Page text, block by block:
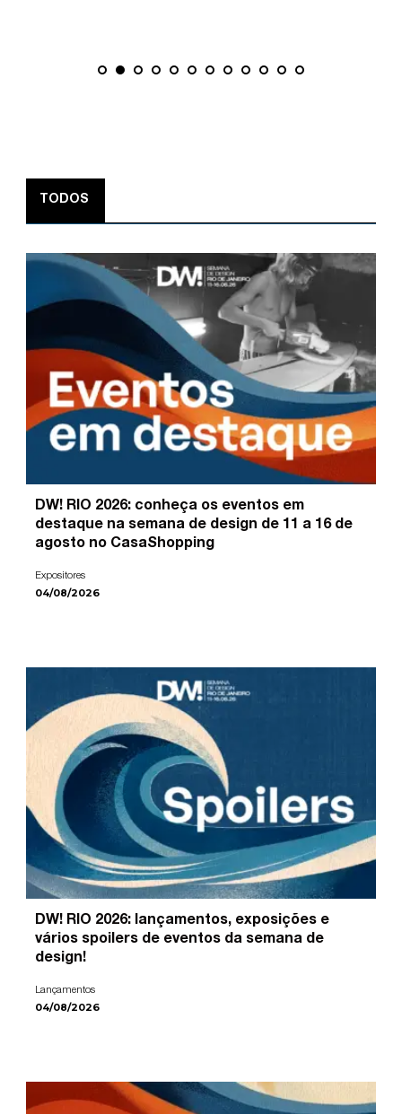
TODOS
DW! RIO 2026: conheça os eventos em
destaque na semana de design de 11 a 16 de
agosto no CasaShopping
Expositores
04/08/2026
DW! RIO 2026: lançamentos, exposições e
vários spoilers de eventos da semana de
design!
Lançamentos
04/08/2026